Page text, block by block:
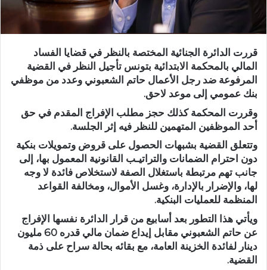
قررت الدائرة الجنائية المختصة بالنظر في قضايا الفساد
المالي بالمحكمة الابتدائية بتونس تأجيل النظر في القضية
المرفوعة ضد رجل الأعمال حاتم الشعبوني وعدد من موظفي
بنك عمومي إلى موعد لاحق.
وقررت المحكمة كذلك حجز مطلب الإفراج المقدم في حق
أحد الموظفين المتهمين للنظر فيه إثر الجلسة.
وتتعلق القضية بشبهات الحصول على قروض وتمويلات بنكية
دون احترام الضمانات والتراتيـب القانونية المعمول بها، إلى
جانب تهم مرتبطة باستغلال الصفة لاستخلاص فائدة لا وجه
لها، والإضرار بالإدارة، وغسل الأموال، ومخالفة القواعد
المنظمة للعمليات البنكية.
ويأتي هذا التطور بعد أسابيع من قرار الدائرة نفسها الإفراج
عن حاتم الشعبوني مقابل إيداع ضمان مالي قدره 60 مليون
دينار لفائدة الخزينة العامة، مع بقائه بحالة سراح على ذمة
القضية.